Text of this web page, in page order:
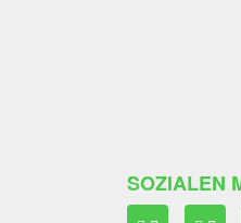
SOZIALEN